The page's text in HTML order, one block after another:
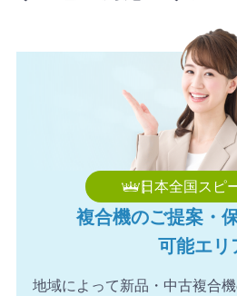
【神奈川県】複合機 TOSHIBA 導
ました。ありがとうございます。
2026年8月6日 17:21
【埼玉県】コピー機 Canon 導入の
した。ありがとうございます。
2026年8月6日 17:06
【滋賀県】コピー機 FUJIFILM 導
ました。ありがとうございます。
を頂きました。ありがとうござい
日本全国スピ
複合機のご提案・
可能エリ
地域によって新品・中古複合